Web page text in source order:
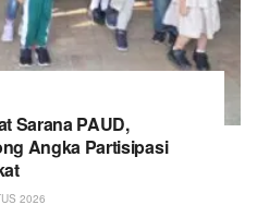
Sarana PAUD,
Angka Partisipasi
2026